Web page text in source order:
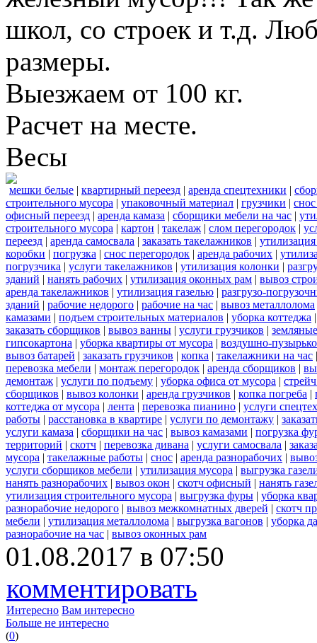
школ, со строек и т.д.
размеры.
Выезжаем от 100 кг.
Расчет на месте.
Весы
мешки белые | квартирный переезд | аренда спецтехники |
строительного мусора | упаковочный материал | грузчики |
офисный переезд | аренда камаза | сборщики мебели на час |
строительного мусора | картон | такелаж | слом перегородок |
переезд | аренда самосвала | заказать такелажников |
коробки | погрузка | снос перегородок | аренда рабочих |
погрузчика | услуги такелажников | утилизация колонки |
зданий | нанять рабочих | утилизация оконных рам | вывоз
аренда такелажников | утилизация газелью | разгрузо-
зданий | рабочие недорого | рабочие на час | вывоз металлолома
камазами | подъем строительных материалов | уборка коттеджа
заказать сборщиков | вывоз ванны | услуги грузчиков |
гипсокартона | уборка квартиры от мусора | воздушно-
вывоз батарей | заказать грузчиков | копка | такелажники на час
перевозка мебели | монтаж перегородок | аренда сборщиков |
демонтаж | услуги по подъему | уборка офиса от мусора |
сборщиков | вывоз колонки | аренда грузчиков | копка погреба |
коттеджа от мусора | лента | перевозка пианино | услуги
работы | расстановка в квартире | услуги по демонтажу |
услуги камаза | сборщики на час | вывоз камазами | погрузка
территорий | скотч | перевозка дивана | услуги самосвала |
мусора | такелажные работы | снос | аренда разнорабочих |
услуги сборщиков мебели | утилизация мусора | выгрузка
нанять разнорабочих | вывоз окон | скотч офисный | нанять
утилизация строительного мусора | выгрузка фуры | уборка
разнорабочие недорого | вывоз межкомнатных дверей | скотч
мебели | утилизация металлолома | выгрузка вагонов | уборка
разнорабочие на час | вывоз оконных рам
01.08.2017 в 07:50
комментировать
Интересно Вам интересно
Больше не интересно
(0)